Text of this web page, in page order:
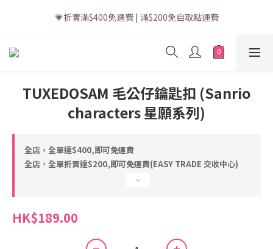
💗訂單一般送貨時間為3至5個工作天 (星期六、日及公眾假期並非
工作天)
💗折實滿$400免運費 | 滿$200免自取點運費
💗立即下載全新會員APP享有專屬會員禮遇
工作天)
TUXEDOSAM 毛公仔鑰匙扣 (Sanrio
characters 星願系列)
全店，全單達$400,即可免運費
全店，全單折實達$200,即可免運費(EASY TRADE 交收中心)
HK$189.00